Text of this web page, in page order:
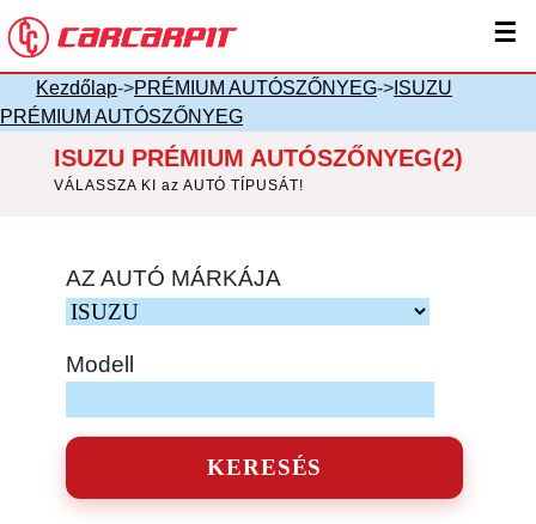
☰
Kezdőlap->PRÉMIUM AUTÓSZŐNYEG-> ISUZU
PRÉMIUM AUTÓSZŐNYEG
ISUZU PRÉMIUM AUTÓSZŐNYEG(2)
VÁLASSZA KI az AUTÓ TÍPUSÁT!
AZ AUTÓ MÁRKÁJA
Modell
KERESÉS